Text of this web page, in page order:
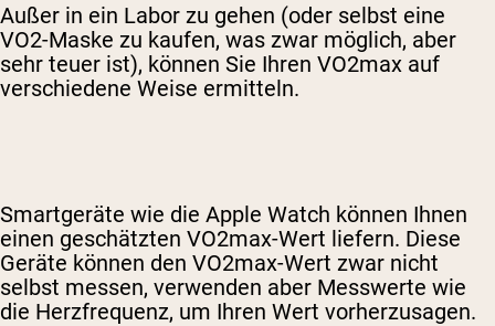
Außer in ein Labor zu gehen (oder selbst eine
VO2-Maske zu kaufen, was zwar möglich, aber
sehr teuer ist), können Sie Ihren VO2max auf
verschiedene Weise ermitteln.
Smartgeräte wie die Apple Watch können Ihnen
einen geschätzten VO2max-Wert liefern. Diese
Geräte können den VO2max-Wert zwar nicht
selbst messen, verwenden aber Messwerte wie
die Herzfrequenz, um Ihren Wert vorherzusagen.